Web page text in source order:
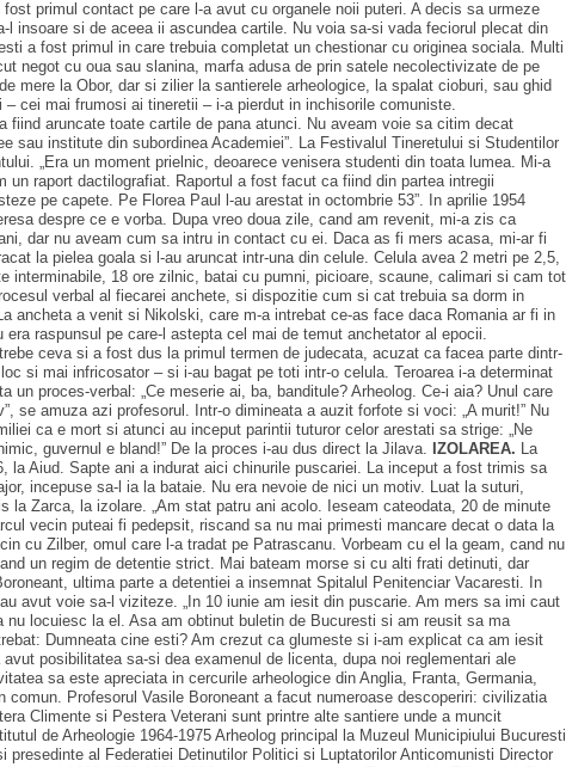
primul contact pe care l-a avut cu organele noii puteri. A decis sa urmeze
insoare si de aceea ii ascundea cartile. Nu voia sa-si vada feciorul plecat din
a fost primul in care trebuia completat un chestionar cu originea sociala. Multi
negot cu oua sau slanina, marfa adusa de prin satele necolectivizate de pe
mere la Obor, dar si zilier la santierele arheologice, la spalat cioburi, sau ghid
cei mai frumosi ai tineretii – i-a pierdut in inchisorile comuniste.
fiind aruncate toate cartile de pana atunci. Nu aveam voie sa citim decat
institute din subordinea Academiei”. La Festivalul Tineretului si Studentilor
„Era un moment prielnic, deoarece venisera studenti din toata lumea. Mi-a
raport dactilografiat. Raportul a fost facut ca fiind din partea intregii
pe capete. Pe Florea Paul l-au arestat in octombrie 53”. In aprilie 1954
despre ce e vorba. Dupa vreo doua zile, cand am revenit, mi-a zis ca
dar nu aveam cum sa intru in contact cu ei. Daca as fi mers acasa, mi-ar fi
la pielea goala si l-au aruncat intr-una din celule. Celula avea 2 metri pe 2,5,
interminabile, 18 ore zilnic, batai cu pumni, picioare, scaune, calimari si cam tot
verbal al fiecarei anchete, si dispozitie cum si cat trebuia sa dorm in
ancheta a venit si Nikolski, care m-a intrebat ce-as face daca Romania ar fi in
raspunsul pe care-l astepta cel mai de temut anchetator al epocii.
ceva si a fost dus la primul termen de judecata, acuzat ca facea parte dintr-
si mai infricosator – si i-au bagat pe toti intr-o celula. Teroarea i-a determinat
proces-verbal: „Ce meserie ai, ba, banditule? Arheolog. Ce-i aia? Unul care
amuza azi profesorul. Intr-o dimineata a auzit forfote si voci: „A murit!” Nu
ca e mort si atunci au inceput parintii tuturor celor arestati sa strige: „Ne
guvernul e bland!” De la proces i-au dus direct la Jilava. IZOLAREA. La
la Aiud. Sapte ani a indurat aici chinurile puscariei. La inceput a fost trimis sa
incepuse sa-l ia la bataie. Nu era nevoie de nici un motiv. Luat la suturi,
Zarca, la izolare. „Am stat patru ani acolo. Ieseam cateodata, 20 de minute
vecin puteai fi pedepsit, riscand sa nu mai primesti mancare decat o data la
cu Zilber, omul care l-a tradat pe Patrascanu. Vorbeam cu el la geam, cand nu
un regim de detentie strict. Mai bateam morse si cu alti frati detinuti, dar
ultima parte a detentiei a insemnat Spitalul Penitenciar Vacaresti. In
avut voie sa-l viziteze. „In 10 iunie am iesit din puscarie. Am mers sa imi caut
locuiesc la el. Asa am obtinut buletin de Bucuresti si am reusit sa ma
Dumneata cine esti? Am crezut ca glumeste si i-am explicat ca am iesit
posibilitatea sa-si dea examenul de licenta, dupa noi reglementari ale
sa este apreciata in cercurile arheologice din Anglia, Franta, Germania,
Profesorul Vasile Boroneant a facut numeroase descoperiri: civilizatia
Climente si Pestera Veterani sunt printre alte santiere unde a muncit
de Arheologie 1964-1975 Arheolog principal la Muzeul Municipiului Bucuresti
al Federatiei Detinutilor Politici si Luptatorilor Anticomunisti Director